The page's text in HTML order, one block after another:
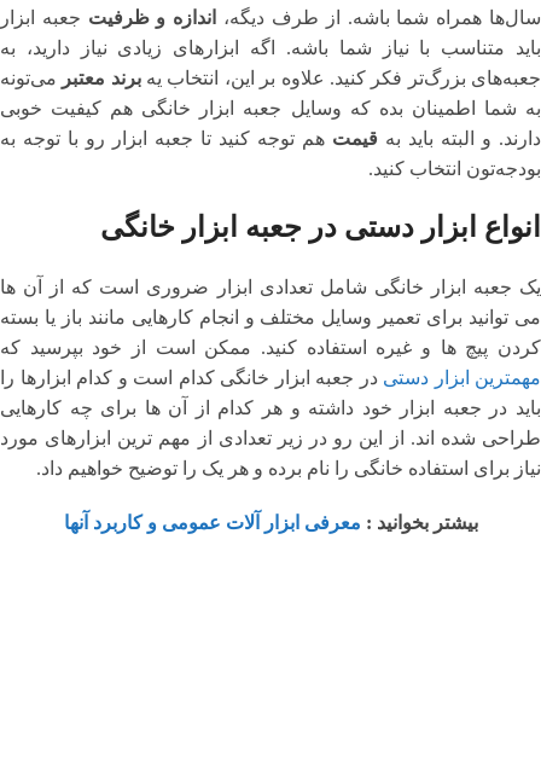
سال‌ها همراه شما باشه. از طرف دیگه،
اندازه و ظرفیت جعبه ابزار
باید متناسب با نیاز شما باشه. اگه ابزارهای زیادی نیاز دارید، به
جعبه‌های بزرگ‌تر فکر کنید. علاوه بر این، انتخاب یهبرند معتبر می‌تونه
به شما اطمینان بده که وسایل جعبه ابزار خانگی هم کیفیت خوبی
دارند. و البته باید به قیمت هم توجه کنید تا جعبه ابزار رو با توجه به
بودجه‌تون انتخاب کنید.
انواع ابزار دستی در جعبه ابزار خانگی
یک جعبه ابزار خانگی شامل تعدادی ابزار ضروری است که از آن ها
می توانید برای تعمیر وسایل مختلف و انجام کارهایی مانند باز یا بسته
کردن پیچ ها و غیره استفاده کنید. ممکن است از خود بپرسید که
مهمترین ابزار دستی در جعبه ابزار خانگی کدام است و کدام ابزارها را
باید در جعبه ابزار خود داشته و هر کدام از آن ها برای چه کارهایی
طراحی شده اند. از این رو در زیر تعدادی از مهم ترین ابزارهای مورد
نیاز برای استفاده خانگی را نام برده و هر یک را توضیح خواهیم داد.
بیشتر بخوانید : معرفی ابزار آلات عمومی و کاربرد آنها